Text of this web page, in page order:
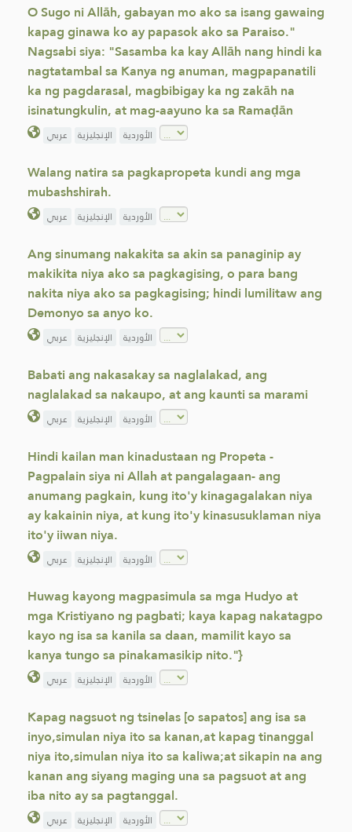
O Sugo ni Allāh, gabayan mo ako sa isang gawaing
kapag ginawa ko ay papasok ako sa Paraiso."
Nagsabi siya: "Sasamba ka kay Allāh nang hindi ka
nagtatambal sa Kanya ng anuman, magpapanatili
ka ng pagdarasal, magbibigay ka ng zakāh na
isinatungkulin, at mag-aayuno ka sa Ramaḍān
عربي الإنجليزية الأوردية
Walang natira sa pagkapropeta kundi ang mga
mubashshirah.
عربي الإنجليزية الأوردية
Ang sinumang nakakita sa akin sa panaginip ay
makikita niya ako sa pagkagising, o para bang
nakita niya ako sa pagkagising; hindi lumilitaw ang
Demonyo sa anyo ko.
عربي الإنجليزية الأوردية
Babati ang nakasakay sa naglalakad, ang
naglalakad sa nakaupo, at ang kaunti sa marami
عربي الإنجليزية الأوردية
Hindi kailan man kinadustaan ng Propeta -
Pagpalain siya ni Allah at pangalagaan- ang
anumang pagkain, kung ito'y kinagagalakan niya
ay kakainin niya, at kung ito'y kinasusuklaman niya
ito'y iiwan niya.
عربي الإنجليزية الأوردية
Huwag kayong magpasimula sa mga Hudyo at
mga Kristiyano ng pagbati; kaya kapag nakatagpo
kayo ng isa sa kanila sa daan, mamilit kayo sa
kanya tungo sa pinakamasikip nito."}
عربي الإنجليزية الأوردية
Kapag nagsuot ng tsinelas [o sapatos] ang isa sa
inyo,simulan niya ito sa kanan,at kapag tinanggal
niya ito,simulan niya ito sa kaliwa;at sikapin na ang
kanan ang siyang maging una sa pagsuot at ang
iba nito ay sa pagtanggal.
عربي الإنجليزية الأوردية